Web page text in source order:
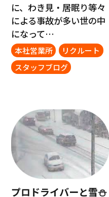
に、わき見・居眠り等々
による事故が多い世の中
になって…
本社営業所
リクルート
スタッフブログ
プロドライバーと雪⛄